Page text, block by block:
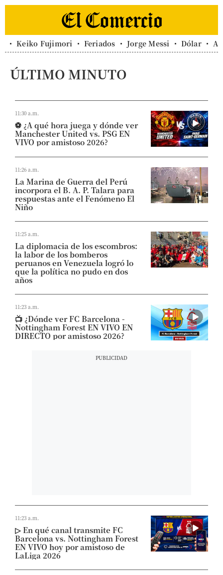
Keiko Fujimori Feriados Jorge Messi Dólar
ÚLTIMO MINUTO
11:30 a.m.
⚽ ¿A qué hora juega y dónde ver
Manchester United vs. PSG EN
VIVO por amistoso 2026?
11:26 a.m.
La Marina de Guerra del Perú
incorpora el B. A. P. Talara para
respuestas ante el Fenómeno El
Niño
11:25 a.m.
La diplomacia de los escombros:
la labor de los bomberos
peruanos en Venezuela logró lo
que la política no pudo en dos
años
11:23 a.m.
📺​ ¿Dónde ver FC Barcelona -
Nottingham Forest EN VIVO EN
DIRECTO por amistoso 2026?
11:23 a.m.
▷ En qué canal transmite FC
Barcelona vs. Nottingham Forest
EN VIVO hoy por amistoso de
LaLiga 2026